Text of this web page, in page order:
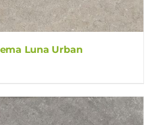
Luna Urban